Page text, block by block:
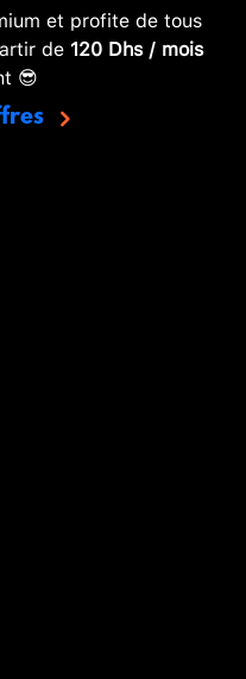
et profite de tous
de 120 Dhs / mois
😎